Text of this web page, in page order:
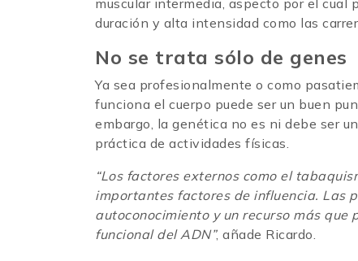
muscular intermedia, aspecto por el cual
duración y alta intensidad como las
No se trata sólo de genes
Ya sea profesionalmente o como
funciona el cuerpo puede ser un buen
embargo, la genética no es ni debe ser
práctica de actividades físicas.
“Los factores externos como el
importantes factores de influencia. Las
autoconocimiento y un recurso más
funcional del ADN”, añade Ricardo.